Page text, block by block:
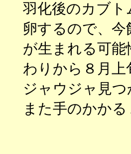
羽化後のカブ
卵するので、
が生まれる可
わりから８月
ジャウジャ見
また手のかか